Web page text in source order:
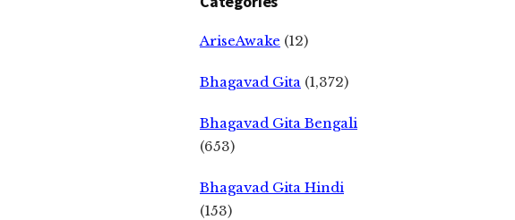
AriseAwake (12)
Bhagavad Gita (1,372)
Bhagavad Gita Bengali
(653)
Bhagavad Gita Hindi
(153)